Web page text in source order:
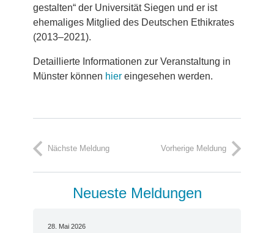
gestalten“ der Universität Siegen und er ist
ehemaliges Mitglied des Deutschen Ethikrates
(2013–2021).
Detaillierte Informationen zur Veranstaltung in
Münster können hiereingesehen werden.
Nächste Meldung Vorherige Meldung
Neueste Meldungen
28. Mai 2026